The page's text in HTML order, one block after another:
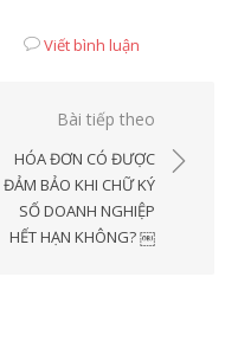
Viết bình luận
Bài tiếp theo
HÓA ĐƠN CÓ ĐƯỢC
ĐẢM BẢO KHI CHỮ KÝ
SỐ DOANH NGHIỆP
HẾT HẠN KHÔNG? ￼